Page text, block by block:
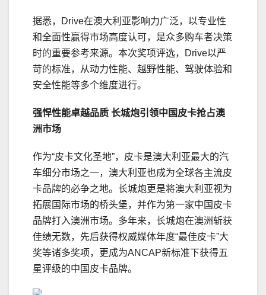
据悉，Drive在澳大利亚影响力广泛，以专业性
和全面性赢得市场高度认可，是众多购车者决策
时的重要参考来源。本次奖项评选，Drive以严
苛的标准，从动力性能、越野性能、驾驶体验和
安全性能等多个维度进行。
强悍性能卓越品质 长城炮引领中国皮卡抢占澳
洲市场
作为“皮卡文化圣地”，皮卡是澳大利亚最大的汽
车细分市场之一，澳大利亚也成为全球各主流皮
卡品牌的必争之地。长城炮更是将澳大利亚视为
拓展国际市场的桥头堡，并作为第一家中国皮卡
品牌打入澳洲市场。多年来，长城炮在澳洲斩获
佳绩无数，先后获得权威媒体年度“最佳皮卡”大
奖等诸多奖项，更成为ANCAP新标准下获得五
星评级的中国皮卡品牌。